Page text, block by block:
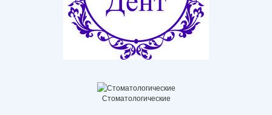
Стоматологические